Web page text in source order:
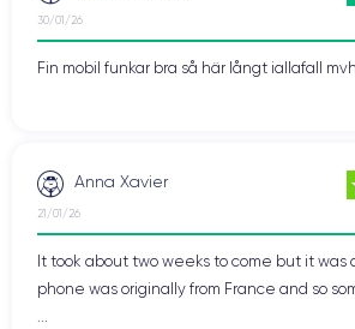
30/01/26
Fin mobil funkar bra så här långt iallafall
Anna Xavier
21/01/26
It took about two weeks to come but it was
phone was originally from France and so